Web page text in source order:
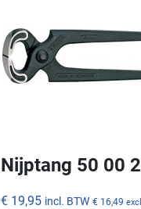
Nijptang 50 00
€ 19,95 incl. BTW € 16,49